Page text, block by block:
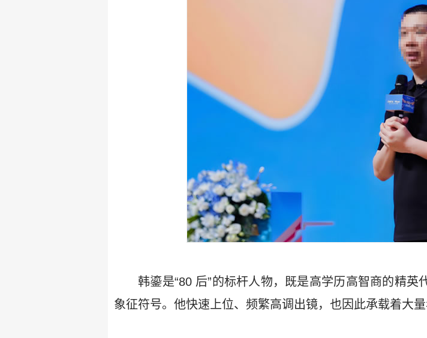
韩鎏是“80 后”的标杆人物，既是高学历高智商的精英
象征符号。他快速上位、频繁高调出镜，也因此承载着大量